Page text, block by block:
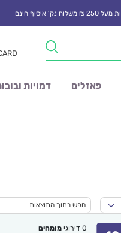
פאזלים דמויות
0 דירוגימומחים